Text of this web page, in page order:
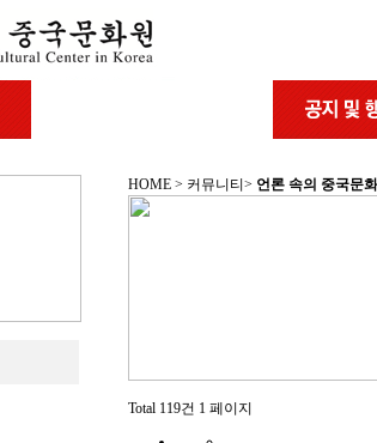
HOME > 커뮤니티> 언론 속의 중국문
Total 119건 1 페이지